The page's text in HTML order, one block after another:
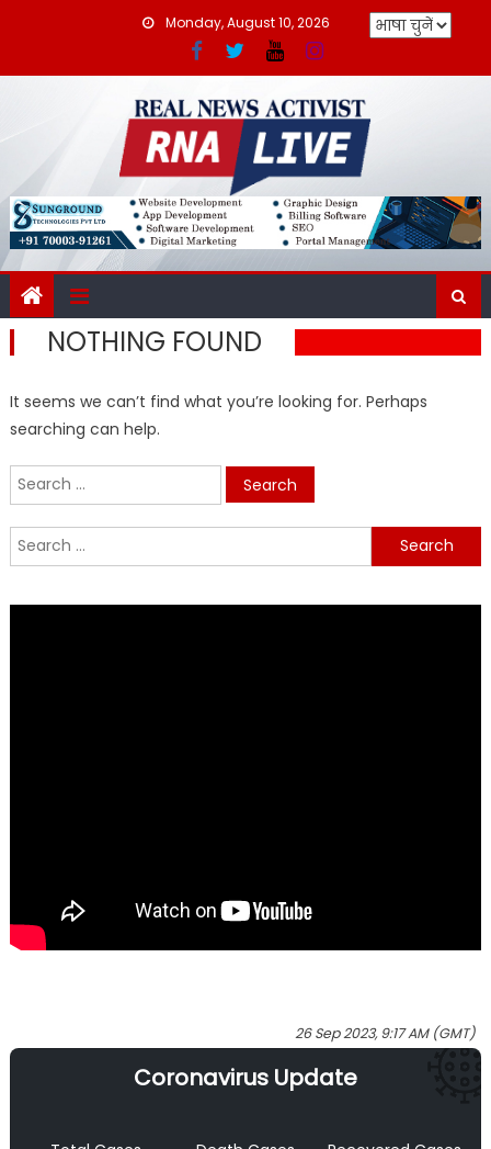
Monday, August 10, 2026
NOTHING FOUND
It seems we can’t find what you’re looking for. Perhaps
searching can help.
Search
for:
Search
for:
26 Sep 2023, 9:17 AM (GMT)
Coronavirus Update